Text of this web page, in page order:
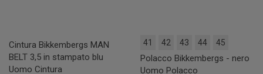
Cintura Bikkembergs MAN
BELT 3,5 in stampato blu
Uomo Cintura
41 42 43 44 45
Polacco Bikkembergs - nero
Uomo Polacco